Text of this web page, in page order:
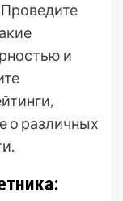
и
о различных